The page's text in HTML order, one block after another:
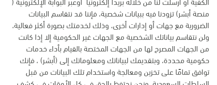
منصة أبشر) تزودنا فيه ببيانات شخصية، فإننا قد نتقاسم البيانات
الضرورية مع جهات أو إدارات أخرى، وذلك لخدمتك بصورة أكثر فعالية،
ولن نتقاسم بياناتك الشخصية مع الجهات غير الحكومية إلا إذا كانت
من الجهات المصرح لها من الجهات المختصة بالقيام بأداء خدمات
حكومية محددة، وبتقديمك لبياناتك ومعلوماتك إلى (أبشر) ، فإنك
توافق تمامًا على تخزين ومعالجة واستخدام تلك البيانات من قبل